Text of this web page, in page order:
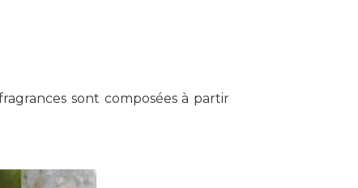
sont composées à partir